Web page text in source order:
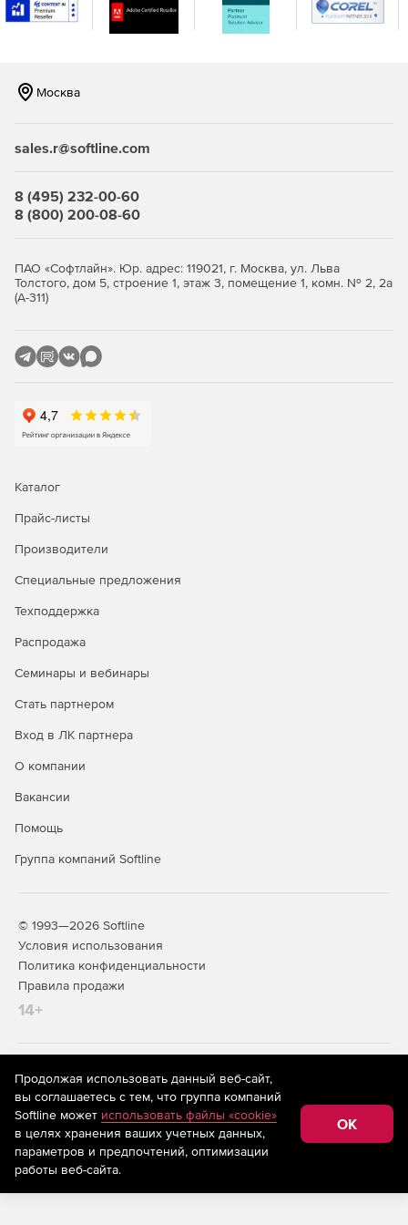
добавлять любые другие процедурно-
ориентированные языки (их описание хранится в
возможность создания и исполнения многоязычных
стандартный языковой набор: переменные,
умалчиваемыми параметрами, все стандартные
операторы и объявления (включая case,
массивы, множество, универсальный тип), классы (с
методами, событиями, свойствами, индексами и
проверка совместимости типов;
классам, контролам, формам и БД. Легко расширяемая
архитектура библиотеки;
используемых модулей.
компиляторов x32/x64.
Windows x32/x64 и OSX-платформ (включает rtti для
fsSynMemo, TfsTree).
Поддержка типа Int64 в коде сценария.
64-битных версий FPC.
для FPC
Москва
sales.r@softline.com
8 (495) 232-00-60
8 (800) 200-08-60
ПАО «Софтлайн». Юр. адрес: 119021, г. Москва, ул. Льва
Толстого, дом 5, строение 1, этаж 3, помещение 1, комн. № 2, 2а
(А-311)
Каталог
Прайс-листы
Производители
Специальные предложения
Техподдержка
Распродажа
Семинары и вебинары
Стать партнером
Вход в ЛК партнера
О компании
Вакансии
Помощь
Группа компаний Softline
© 1993—2026 Softline
Условия использования
Политика конфиденциальности
Правила продажи
14+
На информационном ресурсе store.softline.ru применяются
рекомендательные технологии
(информационные технологии
предоставления информации на основе сбора,
систематизации и анализа сведений, относящихся к
предпочтениям пользователей сети «Интернет»,
находящихся на территории Российской Федерации)
Продолжая использовать данный веб-сайт,
вы соглашаетесь с тем, что группа компаний
Softline может использовать файлы «cookie»
в целях хранения ваших учетных данных,
параметров и предпочтений, оптимизации
работы веб-сайта.
OK